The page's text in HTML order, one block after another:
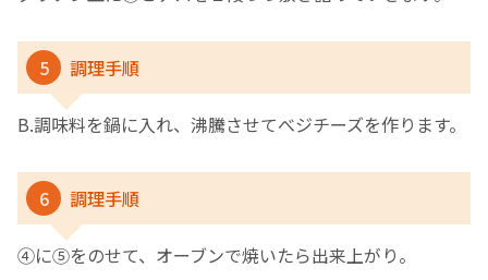
5 調理手順
B.調味料を鍋に入れ、沸騰させてべジチーズを作ります。
6 調理手順
④に⑤をのせて、オーブンで焼いたら出来上がり。